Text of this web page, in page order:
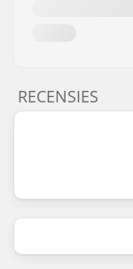
RECENSIES